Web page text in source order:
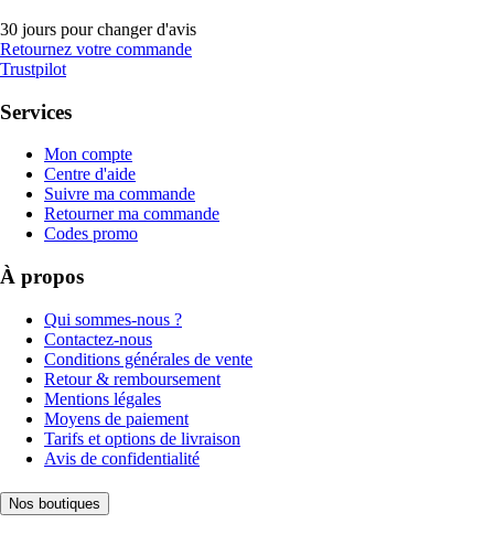
30 jours pour changer d'avis
Retournez votre commande
Trustpilot
Services
Mon compte
Centre d'aide
Suivre ma commande
Retourner ma commande
Codes promo
À propos
Qui sommes-nous ?
Contactez-nous
Conditions générales de vente
Retour & remboursement
Mentions légales
Moyens de paiement
Tarifs et options de livraison
Avis de confidentialité
Nos boutiques